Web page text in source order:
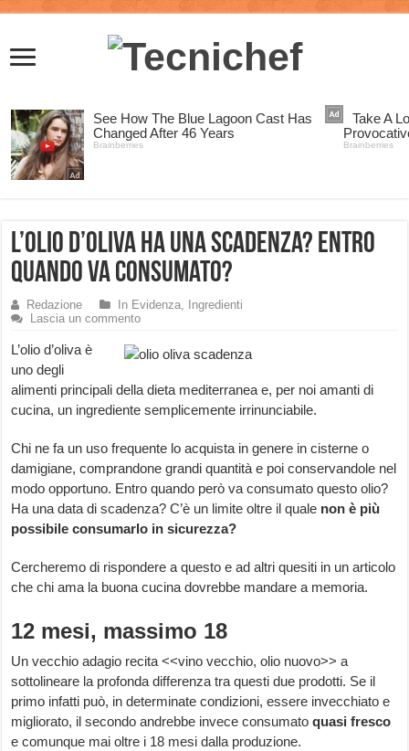
L’olio d’oliva ha una scadenza? Entro
quando va consumato?
Redazione In Evidenza,
Ingredienti
Lascia un commento
L’olio d’oliva è
uno degli
alimenti principali della dieta mediterranea e, per noi amanti di
cucina, un ingrediente semplicemente irrinunciabile.
Chi ne fa un uso frequente lo acquista in genere in cisterne o
damigiane, comprandone grandi quantità e poi conservandole nel
modo opportuno. Entro quando però va consumato questo olio?
Ha una data di scadenza? C’è un limite oltre il quale non è più
possibile consumarlo in sicurezza?
Cercheremo di rispondere a questo e ad altri quesiti in un articolo
che chi ama la buona cucina dovrebbe mandare a memoria.
12 mesi, massimo 18
Un vecchio adagio recita <<vino vecchio, olio nuovo>> a
sottolineare la profonda differenza tra questi due prodotti. Se il
primo infatti può, in determinate condizioni, essere invecchiato e
migliorato, il secondo andrebbe invece consumatoquasi fresco
e comunque mai oltre i 18 mesi dalla produzione.